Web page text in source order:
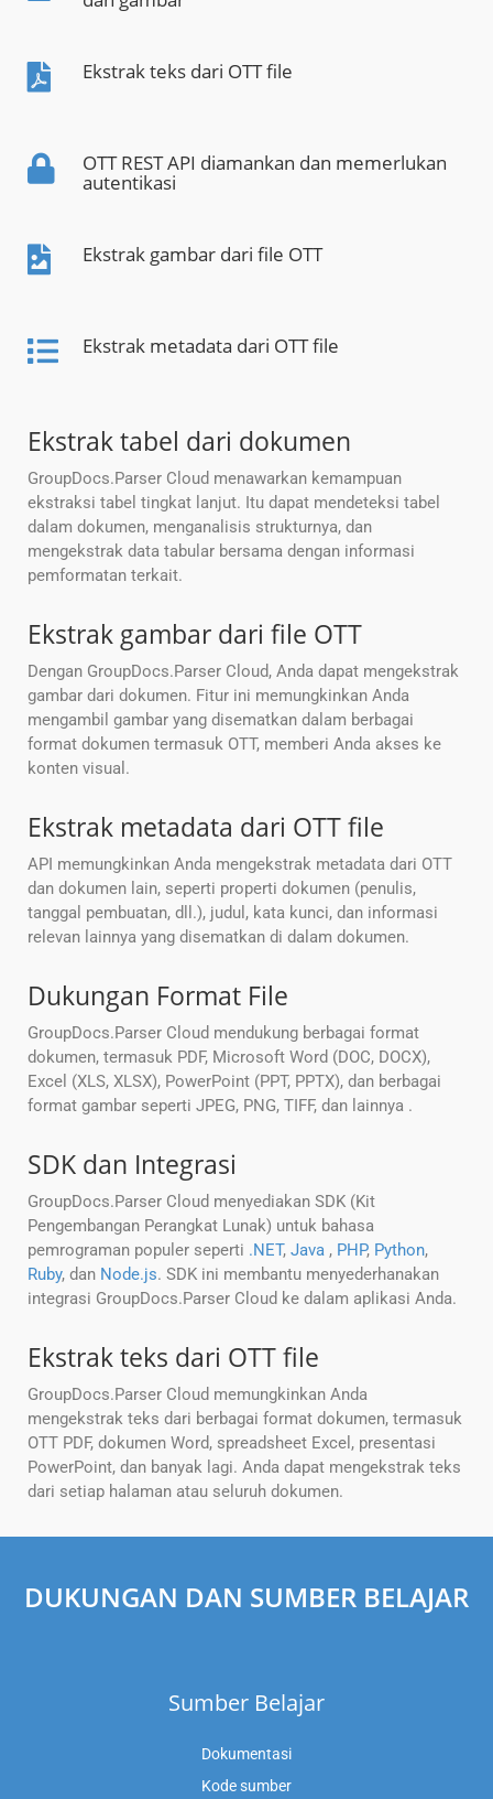
Ekstrak teks dari OTT file
OTT REST API diamankan dan memerlukan
autentikasi
Ekstrak gambar dari file OTT
Ekstrak metadata dari OTT file
Ekstrak tabel dari dokumen
GroupDocs.Parser Cloud menawarkan kemampuan
ekstraksi tabel tingkat lanjut. Itu dapat mendeteksi tabel
dalam dokumen, menganalisis strukturnya, dan
mengekstrak data tabular bersama dengan informasi
pemformatan terkait.
Ekstrak gambar dari file OTT
Dengan GroupDocs.Parser Cloud, Anda dapat mengekstrak
gambar dari dokumen. Fitur ini memungkinkan Anda
mengambil gambar yang disematkan dalam berbagai
format dokumen termasuk OTT, memberi Anda akses ke
konten visual.
Ekstrak metadata dari OTT file
API memungkinkan Anda mengekstrak metadata dari OTT
dan dokumen lain, seperti properti dokumen (penulis,
tanggal pembuatan, dll.), judul, kata kunci, dan informasi
relevan lainnya yang disematkan di dalam dokumen.
Dukungan Format File
GroupDocs.Parser Cloud mendukung berbagai format
dokumen, termasuk PDF, Microsoft Word (DOC, DOCX),
Excel (XLS, XLSX), PowerPoint (PPT, PPTX), dan berbagai
format gambar seperti JPEG, PNG, TIFF, dan lainnya .
SDK dan Integrasi
GroupDocs.Parser Cloud menyediakan SDK (Kit
Pengembangan Perangkat Lunak) untuk bahasa
pemrograman populer seperti .NET, Java , PHP, Python,
Ruby, dan Node.js. SDK ini membantu menyederhanakan
integrasi GroupDocs.Parser Cloud ke dalam aplikasi Anda.
Ekstrak teks dari OTT file
GroupDocs.Parser Cloud memungkinkan Anda
mengekstrak teks dari berbagai format dokumen, termasuk
OTT PDF, dokumen Word, spreadsheet Excel, presentasi
PowerPoint, dan banyak lagi. Anda dapat mengekstrak teks
dari setiap halaman atau seluruh dokumen.
DUKUNGAN DAN SUMBER BELAJAR
Sumber Belajar
Dokumentasi
Kode sumber